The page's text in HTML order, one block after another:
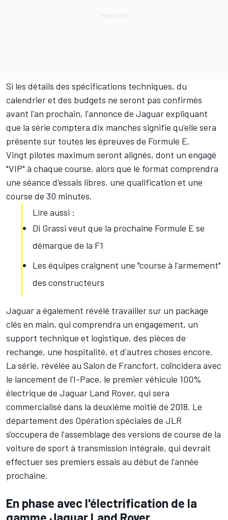
Si les détails des spécifications techniques, du
calendrier et des budgets ne seront pas confirmés
avant l'an prochain, l'annonce de Jaguar expliquant
que la série comptera dix manches signifie qu'elle sera
présente sur toutes les épreuves de Formule E.
Vingt pilotes maximum seront alignés, dont un engagé
"VIP" à chaque course, alors que le format comprendra
une séance d'essais libres, une qualification et une
course de 30 minutes.
Lire aussi :
Di Grassi veut que la prochaine Formule E se
démarque de la F1
Les équipes craignent une "course à l'armement"
des constructeurs
Jaguar a également révélé travailler sur un package
clés en main, qui comprendra un engagement, un
support technique et logistique, des pièces de
rechange, une hospitalité, et d'autres choses encore.
La série, révélée au Salon de Francfort, coïncidera avec
le lancement de l'I-Pace, le premier véhicule 100%
électrique de Jaguar Land Rover, qui sera
commercialisé dans la deuxième moitié de 2018. Le
département des Opération spéciales de JLR
s'occupera de l'assemblage des versions de course de la
voiture de sport à transmission intégrale, qui devrait
effectuer ses premiers essais au début de l'année
prochaine.
En phase avec l'électrification de la